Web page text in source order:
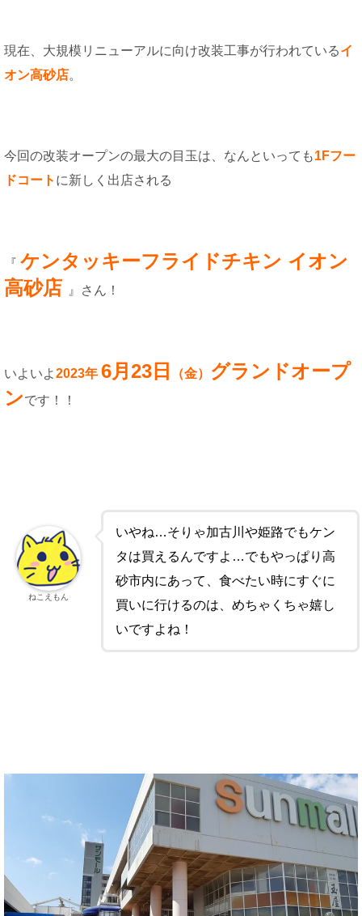
現在、大規模リニューアルに向け改装工事が行われているイ
オン高砂店。
今回の改装オープンの最大の目玉は、なんといっても1Fフー
ドコート に新しく出店される
『 ケンタッキーフライドチキン イオン
高砂店
』さん！
いよいよ2023年 6月23日 （金）
グランドオープ
ンです！！
いやね…そりゃ加古川や姫路でもケン
タは買えるんですよ…でもやっぱり高
砂市内にあって、食べたい時にすぐに
買いに行けるのは、めちゃくちゃ嬉し
いですよね！
ねこえもん